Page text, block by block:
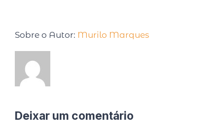
Sobre o Autor: Murilo Marques
Deixar um comentário